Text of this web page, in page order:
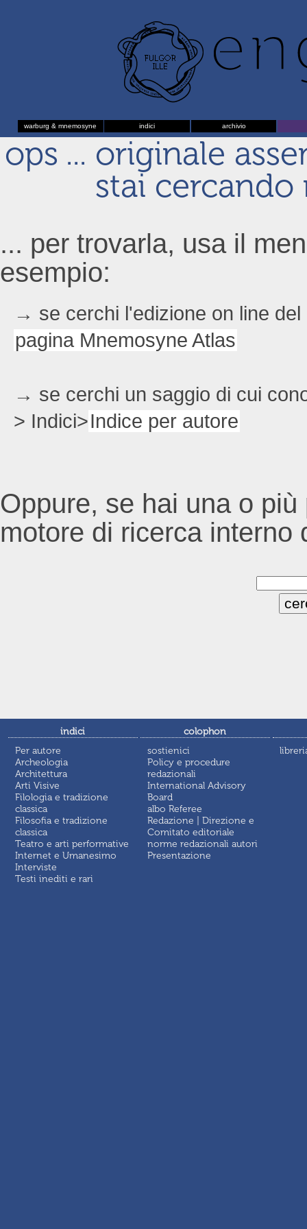
warburg & mnemosyne indici archivio
ops ... originale
stai cercando
... per trovarla, usa il
esempio:
→ se cerchi l'edizione on line
pagina Mnemosyne Atlas
→ se cerchi un saggio di cui
> Indici>Indice per autore
Oppure, se hai una o
motore di ricerca interno
indici
Per autore
Archeologia
Architettura
Arti Visive
Filologia e tradizione
classica
Filosofia e tradizione
classica
Teatro e arti performative
Internet e Umanesimo
Interviste
Testi inediti e rari
colophon
sostienici
Policy e procedure
redazionali
International Advisory
Board
albo Referee
Redazione | Direzione e
Comitato editoriale
norme redazionali autori
Presentazione